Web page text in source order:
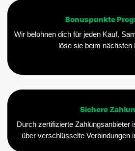
Bonuspunkte
Wir belohnen dich für jeden Kauf.
löse sie beim nächsten
Sichere
Durch zertifizierte Zahlungsanbieter
über verschlüsselte Verbindungen